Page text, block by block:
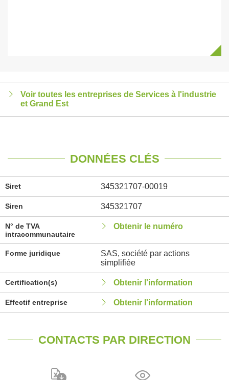
Voir toutes les entreprises de Services à l'industrie
et Grand Est
DONNÉES CLÉS
Siret 345321707-00019
Siren 345321707
N° de TVA
intracommunautaire
Obtenir le numéro
Forme juridique
SAS, société par actions
simplifiée
Certification(s) Obtenir l'information
Effectif entreprise Obtenir l'information
CONTACTS PAR DIRECTION